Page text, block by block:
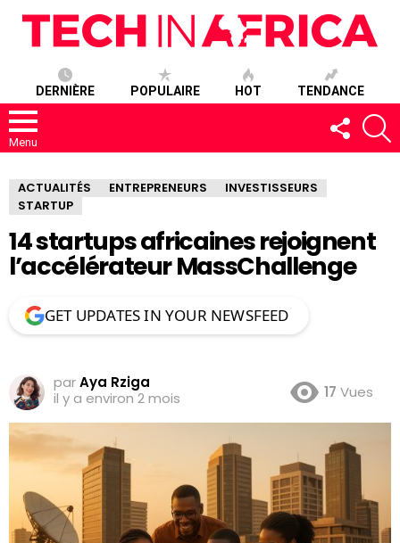
DERNIÈRE POPULAIRE HOT TENDANCE
Menu
SUIVEZ-
NOUS
ACTUALITÉS ENTREPRENEURS
INVESTISSEURS
STARTUP
14 startups africaines rejoignent
l’accélérateur MassChallenge
GET UPDATES IN YOUR NEWSFEED
parAya Rziga
il y a environ 2 mois
17 Vues